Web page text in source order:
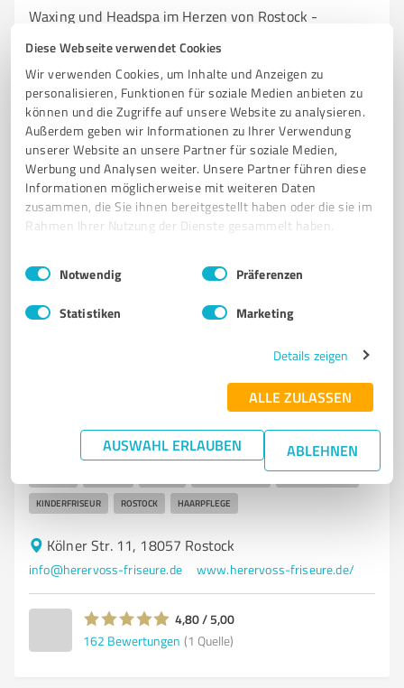
Diese Webseite verwendet Cookies
Wir verwenden Cookies, um Inhalte und Anzeigen zu
personalisieren, Funktionen für soziale Medien anbieten zu
können und die Zugriffe auf unsere Website zu analysieren.
Außerdem geben wir Informationen zu Ihrer Verwendung
unserer Website an unsere Partner für soziale Medien,
Werbung und Analysen weiter. Unsere Partner führen diese
Informationen möglicherweise mit weiteren Daten
zusammen, die Sie ihnen bereitgestellt haben oder die sie im
Rahmen Ihrer Nutzung der Dienste gesammelt haben.
Impressum Datenschutzbestimmungen
Einwilligungsauswahl
Notwendig Präferenzen
Statistiken Marketing
Details zeigen
ALLE ZULASSEN
AUSWAHL ERLAUBEN ABLEHNEN
Waxing und Headspa im Herzen von Rostock -
SCHÖNHEITSSALON WAXING HEADSPA MANIKÜRE PEDIKÜRE
SPRAY TANNING ROSTOCK ENTSPANNUNG HAARENTFERNUNG
WELLNESS
Zelckstraße 1, 18055 Rostock
info@enthaart-waxing.de www.enthaart-waxing.de/
HERER & VOß FRISEURE in Rostock
Friseursalon HERER & VOß FRISEURE in Rostock –
HAARSCHNITT HAARVERLÄNGERUNG BALAYAGE
KINDERFRISEUR ROSTOCK HAARPFLEGE
Kölner Str. 11, 18057 Rostock
info@herervoss-friseure.de www.herervoss-friseure.de/
4,80 / 5,00
162 Bewertungen (1 Quelle)